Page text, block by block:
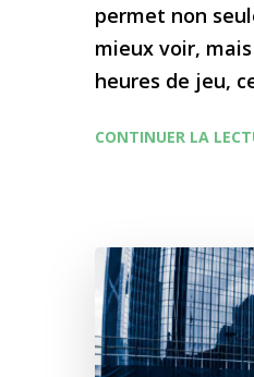
permet non
mieux voir,
heures de jeu,
CONTINUER LA